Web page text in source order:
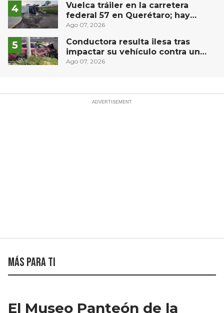
Vuelca tráiler en la carretera
federal 57 en Querétaro; hay
derrame de combustible
Ago 07, 2026
Conductora resulta ilesa tras
impactar su vehículo contra un
muro en Huimilpan
Ago 07, 2026
Más para ti
El Museo Panteón de la